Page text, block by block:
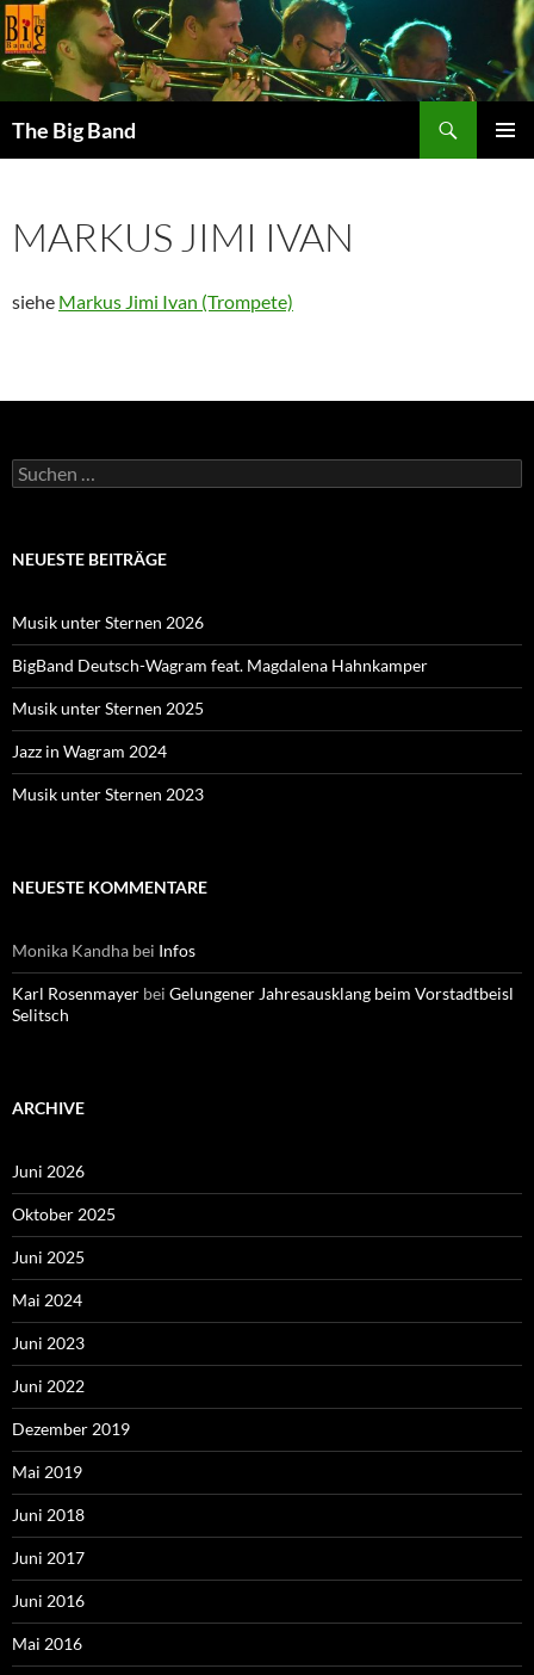
Zum
Inhalt
springen
The Big Band
MARKUS JIMI IVAN
siehe Markus Jimi Ivan (Trompete)
Suche
nach:
NEUESTE BEITRÄGE
Musik unter Sternen 2026
BigBand Deutsch-Wagram feat. Magdalena Hahnkamper
Musik unter Sternen 2025
Jazz in Wagram 2024
Musik unter Sternen 2023
NEUESTE KOMMENTARE
Monika Kandha bei Infos
Karl Rosenmayer bei Gelungener Jahresausklang beim Vorstadtbeisl
Selitsch
ARCHIVE
Juni 2026
Oktober 2025
Juni 2025
Mai 2024
Juni 2023
Juni 2022
Dezember 2019
Mai 2019
Juni 2018
Juni 2017
Juni 2016
Mai 2016